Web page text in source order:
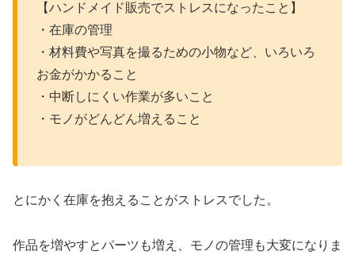
【ハンドメイド販売でストレスになったこと】
・在庫の管理
・材料費や写真を撮るための小物など、いろいろ
お金がかかること
・中断しにくい作業が多いこと
・モノがどんどん増えること
とにかく在庫を抱えることがストレスでした。
作品を増やすとパーツも増え、モノの管理も大変になりま